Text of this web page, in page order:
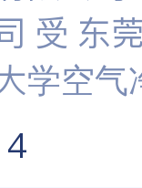
受 东
学空